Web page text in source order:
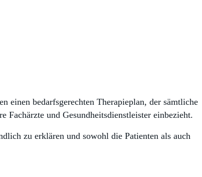
einen bedarfsgerechten Therapieplan, der sämtliche
und Gesundheitsdienstleister einbezieht.
zu erklären und sowohl die Patienten als auch